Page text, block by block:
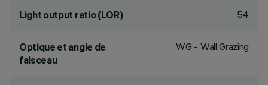
Light output ratio (LOR) 54
Optique et angle de
faisceau
WG - Wall Grazing